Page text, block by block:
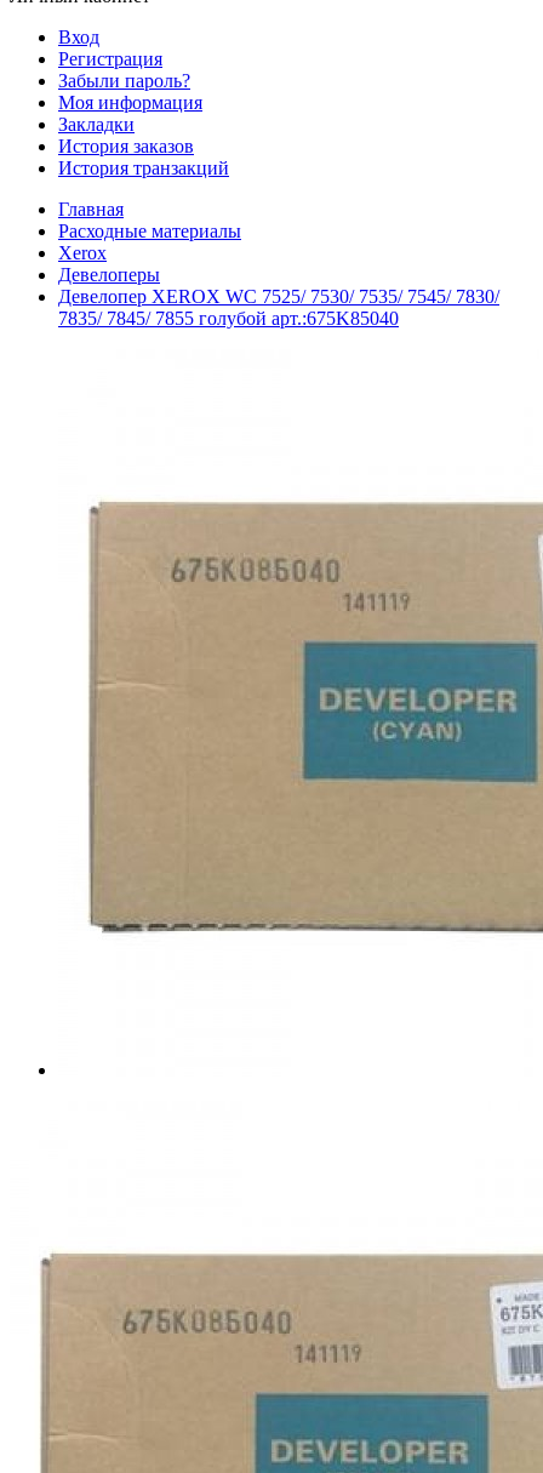
Вход
Регистрация
Забыли пароль?
Моя информация
Закладки
История заказов
История транзакций
Главная
Расходные материалы
Xerox
Девелоперы
Девелопер XEROX WC 7525/ 7530/ 7535/ 7545/ 7830/
7835/ 7845/ 7855 голубой арт.:675K85040